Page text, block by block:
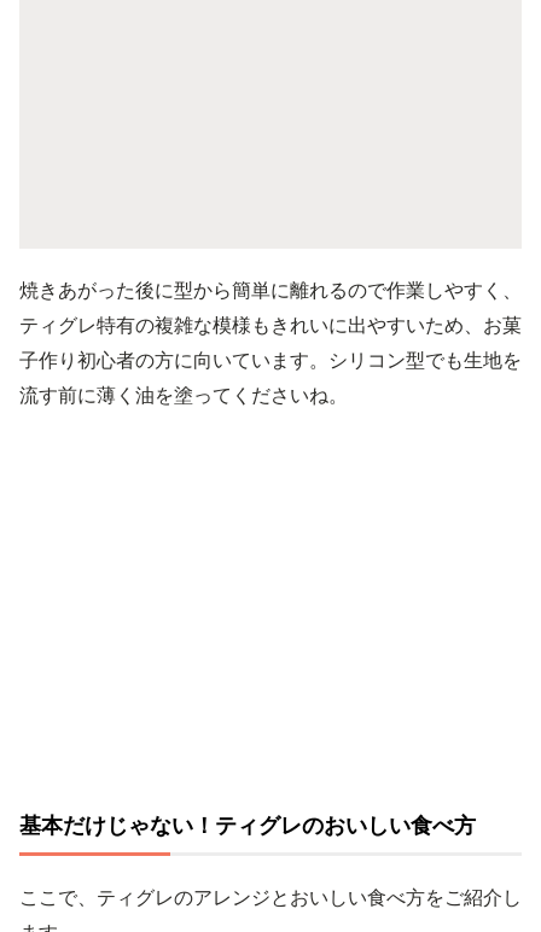
焼きあがった後に型から簡単に離れるので作業しやすく、
ティグレ特有の複雑な模様もきれいに出やすいため、お菓
子作り初心者の方に向いています。シリコン型でも生地を
流す前に薄く油を塗ってくださいね。
基本だけじゃない！ティグレのおいしい食べ方
ここで、ティグレのアレンジとおいしい食べ方をご紹介し